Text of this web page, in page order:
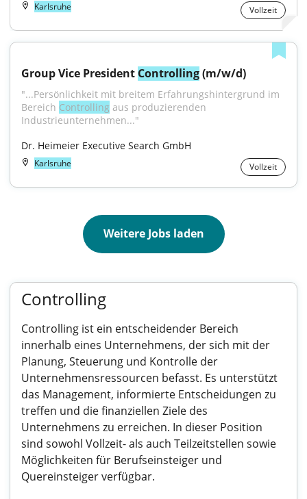
Karlsruhe Vollzeit
Group Vice President Controlling (m/w/d)
"...Persönlichkeit mit breitem Erfahrungshintergrund im
Bereich Controlling aus produzierenden
Industrieunternehmen..."
Dr. Heimeier Executive Search GmbH
Karlsruhe Vollzeit
Weitere Jobs laden
Controlling
Controlling ist ein entscheidender Bereich
innerhalb eines Unternehmens, der sich mit der
Planung, Steuerung und Kontrolle der
Unternehmensressourcen befasst. Es unterstützt
das Management, informierte Entscheidungen zu
treffen und die finanziellen Ziele des
Unternehmens zu erreichen. In dieser Position
sind sowohl Vollzeit- als auch Teilzeitstellen sowie
Möglichkeiten für Berufseinsteiger und
Quereinsteiger verfügbar.